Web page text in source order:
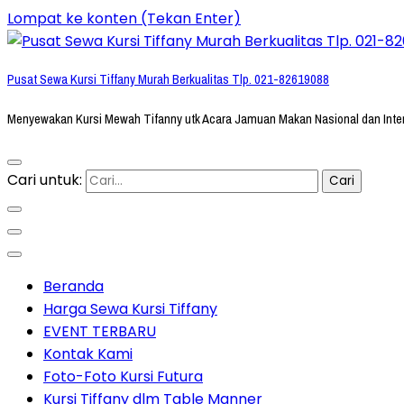
Lompat ke konten (Tekan Enter)
Pusat Sewa Kursi Tiffany Murah Berkualitas Tlp. 021-82619088
Menyewakan Kursi Mewah Tifanny utk Acara Jamuan Makan Nasional dan
Cari untuk:
Beranda
Harga Sewa Kursi Tiffany
EVENT TERBARU
Kontak Kami
Foto-Foto Kursi Futura
Kursi Tiffany dlm Table Manner